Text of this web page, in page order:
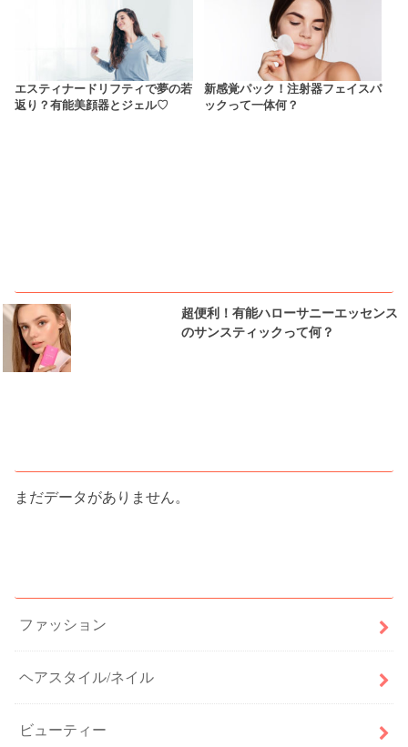
エスティナードリフティで夢の若
返り？有能美顔器とジェル♡
新感覚パック！注射器フェイスパ
ックって一体何？
超便利！有能ハローサニーエッセンス
のサンスティックって何？
まだデータがありません。
ファッション
ヘアスタイル/ネイル
ビューティー